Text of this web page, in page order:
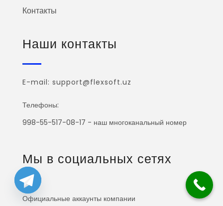
Контакты
Наши контакты
E-mail: support@flexsoft.uz
Телефоны:
998-55-517-08-17 - наш многоканальный номер
Мы в социальных сетях
Официальные аккаунты компании